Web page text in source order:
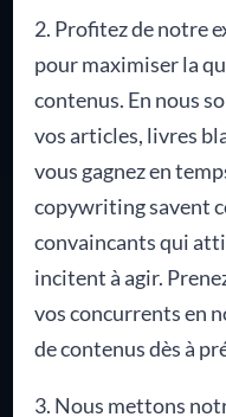
2. Profitez de notre
pour maximiser la
contenus. En nous
vos articles, livres
vous gagnez en
copywriting savent
convaincants qui
incitent à agir.
vos concurrents en
de contenus dès à
3. Nous mettons